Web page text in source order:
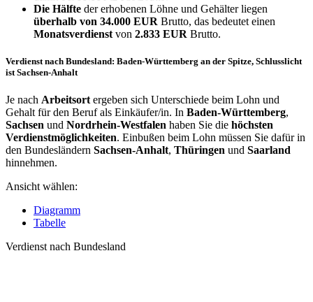
Die Hälfte der erhobenen Löhne und Gehälter liegen
überhalb von 34.000 EUR Brutto, das bedeutet einen
Monatsverdienst von 2.833 EUR Brutto.
Verdienst nach Bundesland: Baden-Württemberg an der Spitze, Schlusslicht
ist Sachsen-Anhalt
Je nach Arbeitsort ergeben sich Unterschiede beim Lohn und
Gehalt für den Beruf als Einkäufer/in. In Baden-Württemberg,
Sachsen und Nordrhein-Westfalen haben Sie die höchsten
Verdienstmöglichkeiten. Einbußen beim Lohn müssen Sie dafür in
den Bundesländern Sachsen-Anhalt, Thüringen und Saarland
hinnehmen.
Ansicht wählen:
Diagramm
Tabelle
Verdienst nach Bundesland